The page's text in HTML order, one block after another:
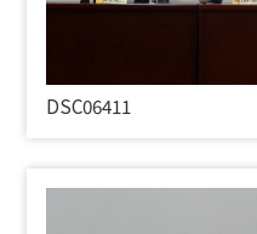
DSC06411